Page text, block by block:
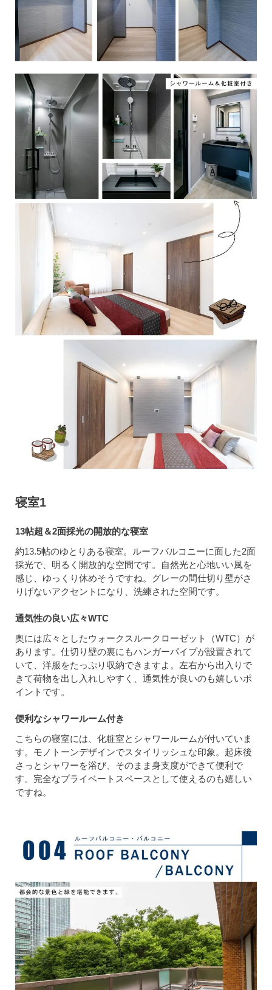
寝室1
13帖超＆2面採光の開放的な寝室
約13.5帖のゆとりある寝室。ルーフバルコニーに面した2面
採光で、明るく開放的な空間です。自然光と心地いい風を
感じ、ゆっくり休めそうですね。グレーの間仕切り壁がさ
りげないアクセントになり、洗練された空間です。
通気性の良い広々WTC
奥には広々としたウォークスルークローゼット（WTC）が
あります。仕切り壁の裏にもハンガーパイプが設置されて
いて、洋服をたっぷり収納できますよ。左右から出入りで
きて荷物を出し入れしやすく、通気性が良いのも嬉しいポ
イントです。
便利なシャワールーム付き
こちらの寝室には、化粧室とシャワールームが付いていま
す。モノトーンデザインでスタイリッシュな印象。起床後
さっとシャワーを浴び、そのまま身支度ができて便利で
す。完全なプライベートスペースとして使えるのも嬉しい
ですね。